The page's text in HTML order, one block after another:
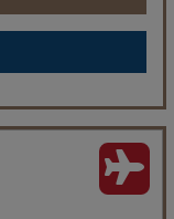
Jordánia körutazás pihenéssel Aqaba tengerpartján - csoportos körutazás tengerparti pihenéssel